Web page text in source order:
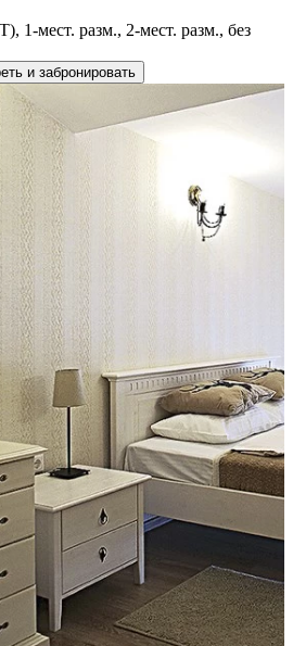
1-мест. разм., 2-мест. разм., без
и забронировать